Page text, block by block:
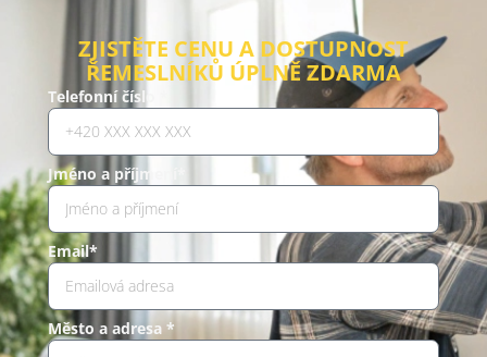
ZJISTĚTE CENU A DOSTUPNOST
ŘEMESLNÍKŮ ÚPLNĚ ZDARMA
Telefonní číslo *
Jméno a příjmení*
Email*
Město a adresa *